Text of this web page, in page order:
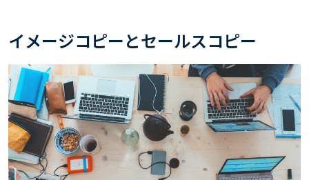
イメージコピーとセールスコピー